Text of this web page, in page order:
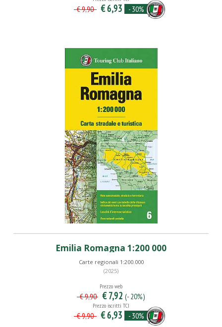
€ 9,90 € 6,93 - 30%
Emilia Romagna 1:200 000
Carte regionali 1:200.000
(2025)
Prezzo web
€ 9,90 € 7,92 (- 20%)
Prezzo iscritti TCI
€ 9,90 € 6,93 - 30%